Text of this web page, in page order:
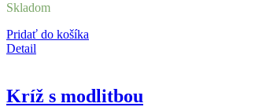
Skladom
Pridať do košíka
Detail
Kríž s modlitbou